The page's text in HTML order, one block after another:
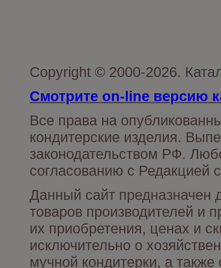
Copyright © 2000-2026.
Смотрите on-line версию
Все права на
кондитерские изделия.
законодательством РФ.
согласованию с Редакцией
Данный сайт предназначен
товаров производителей и
их приобретения, ценах и
исключительно о
мучной кондитерки, а